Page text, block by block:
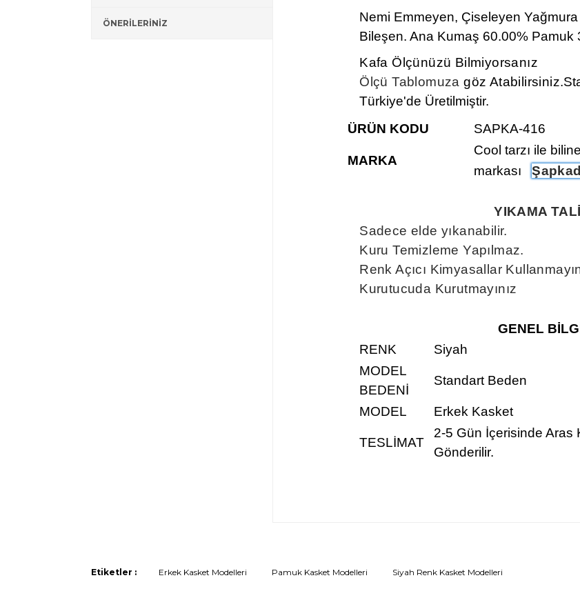
ÖNERİLERİNİZ
Nemi Emmeyen, Çiseleyen
Bileşen. Ana Kumaş 60.00% Pamuk
Kafa Ölçünüzü Bilmiyorsanız
Ölçü Tablomuza göz Atabilirsiniz.
Türkiye'de Üretilmiştir.
ÜRÜN KODU
SAPKA-416
MARKA
Cool tarzı ile
markası
YIKAMA
Sadece elde yıkanabilir.
Kuru Temizleme Yapılmaz.
Renk Açıcı Kimyasallar
Kurutucuda Kurutmayınız
GENEL
RENK
Siyah
MODEL
BEDENİ
Standart Beden
MODEL Erkek Kasket
TESLİMAT
2-5 Gün İçerisinde Aras
Gönderilir.
Etiketler : Erkek Kasket Modelleri Pamuk Kasket Modelleri Siyah Renk Kasket Modelleri